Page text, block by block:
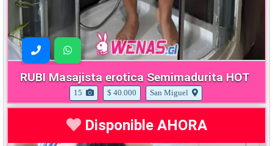
RUBI Masajista erotica Semimadurita HOT
15 $ 40.000 San Miguel
Disponible AHORA